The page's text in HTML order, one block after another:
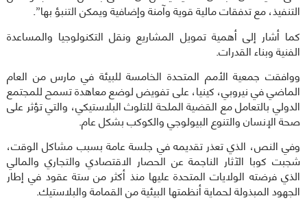
التنفيذ، مع تدفقات مالية قوية وآمنة وإضافية ويمكن التنبؤ بها”.
كما أشار إلى أهمية تمويل المشاريع ونقل التكنولوجيا والمساعدة
الفنية وبناء القدرات.
ووافقت جمعية الأمم المتحدة الخامسة للبيئة في مارس من العام
الماضي في نيروبي، كينيا، على تفويض لوضع معاهدة تسمح للمجتمع
الدولي بالتعامل مع القضية الملحة للتلوث البلاستيكي، والتي تؤثر على
صحة الإنسان والتنوع البيولوجي والكوكب بشكل عام.
وفي النص، الذي تعذر تقديمه في جلسة عامة بسبب مشاكل الوقت،
شجبت كوبا الآثار الناجمة عن الحصار الاقتصادي والتجاري والمالي
الذي فرضته الولايات المتحدة عليها منذ أكثر من ستة عقود في إطار
الجهود المبذولة لحماية أنظمتها البيئية من القمامة والبلاستيك.